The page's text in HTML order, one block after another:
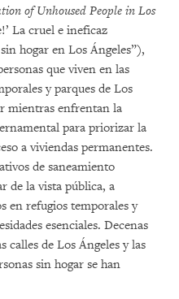
of Unhoused People in Los
La cruel e ineficaz
hogar en Los Ángeles”),
que viven en las
y parques de Los
mientras enfrentan la
para priorizar la
a viviendas permanentes.
de saneamiento
de la vista pública, a
en refugios temporales y
esenciales. Decenas
calles de Los Ángeles y las
sin hogar se han